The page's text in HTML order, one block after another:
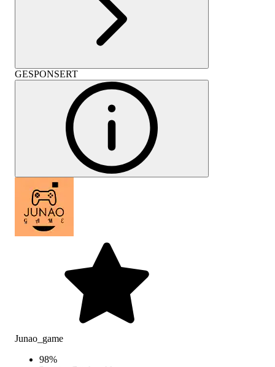
GESPONSERT
Junao_game
98%